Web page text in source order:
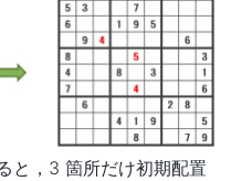
と，3 箇所だけ初期配置